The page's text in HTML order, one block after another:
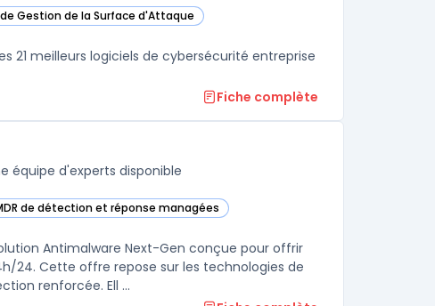
Gestion de la Surface d'Attaque
Networks Cortex XSIAM dans cette catégorie
21 meilleurs logiciels de cybersécurité entreprise
Fiche complète
équipe d'experts disponible
de détection et réponse managées
Managed Detection and Services dans cette catégorie
Antimalware Next-Gen conçue pour offrir
24. Cette offre repose sur les technologies de
renforcée. Ell ...